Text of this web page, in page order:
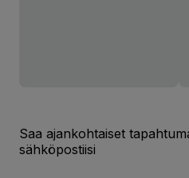
Saa ajankohtaiset
sähköpostiisi